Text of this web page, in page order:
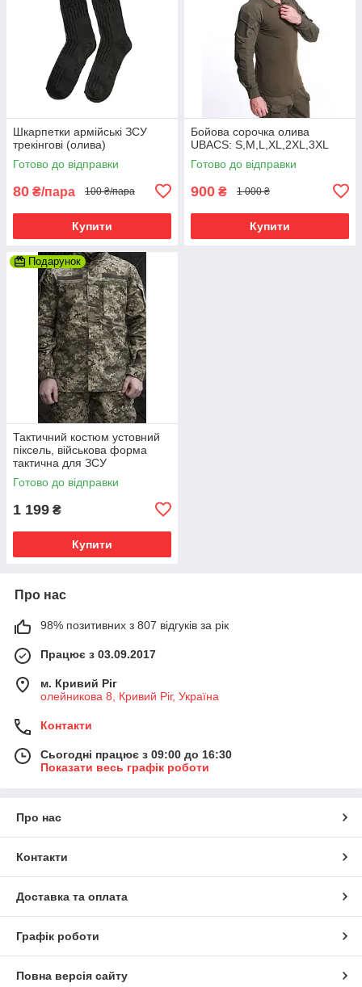
Шкарпетки армійські ЗСУ
трекінгові (олива)
Готово до відправки
80 ₴/пара 100 ₴/пара
Купити
Бойова сорочка олива
UBACS: S,M,L,XL,2XL,3XL
Готово до відправки
900 ₴ 1 000 ₴
Купити
Подарунок
Тактичний костюм устовний
піксель, військова форма
тактична для ЗСУ
Готово до відправки
1 199 ₴
Купити
Про нас
98% позитивних з 807 відгуків за рік
Працює з 03.09.2017
м. Кривий Ріг
олейникова 8, Кривий Ріг, Україна
Контакти
Сьогодні працює з 09:00 до 16:30
Показати весь графік роботи
Про нас
Контакти
Доставка та оплата
Графік роботи
Повна версія сайту